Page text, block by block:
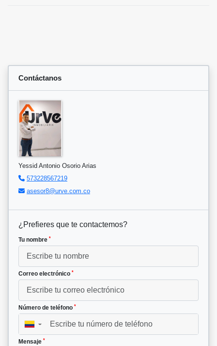
Contáctanos
Yessid Antonio Osorio Arias
573228567219
asesor8@urve.com.co
¿Prefieres que te contactemos?
Tu nombre *
Correo electrónico *
Número de teléfono *
▼
Mensaje *